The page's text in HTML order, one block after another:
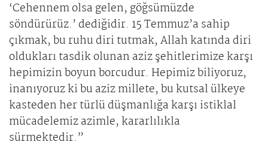
‘Cehennem olsa gelen, göğsümüzde
söndürürüz.’ dediğidir. 15 Temmuz’a sahip
çıkmak, bu ruhu diri tutmak, Allah katında diri
oldukları tasdik olunan aziz şehitlerimize karşı
hepimizin boyun borcudur. Hepimiz biliyoruz,
inanıyoruz ki bu aziz millete, bu kutsal ülkeye
kasteden her türlü düşmanlığa karşı istiklal
mücadelemiz azimle, kararlılıkla
sürmektedir.”